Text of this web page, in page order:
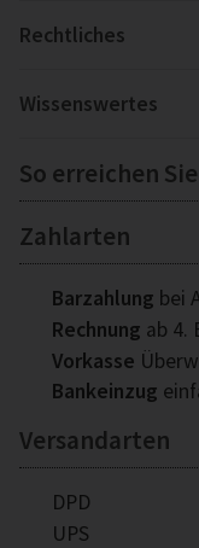
Rechtliches
Wissenswertes
So erreichen
Zahlarten
Barzahlung bei
Rechnung ab 4.
Vorkasse
Bankeinzug
Versandarten
DPD
UPS